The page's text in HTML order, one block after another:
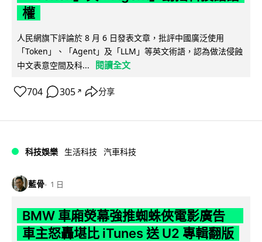
權
人民網旗下評論於 8 月 6 日發表文章，批評中國廣泛使用
「Token」、「Agent」及「LLM」等英文術語，認為做法侵蝕
中文表意空間及科...
閱讀全文
704 305 ↗ 分享
科技娛樂 生活科技 汽車科技
藍骨 1 日
BMW 車廂熒幕強推蜘蛛俠電影廣告
車主怒轟堪比 iTunes 送 U2 專輯翻版